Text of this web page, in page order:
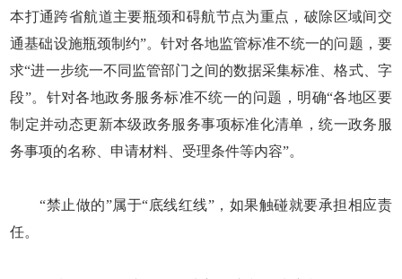
本打通跨省航道主要瓶颈和碍航节点为重点，破除区域间交
通基础设施瓶颈制约”。针对各地监管标准不统一的问题，要
求“进一步统一不同监管部门之间的数据采集标准、格式、字
段”。针对各地政务服务标准不统一的问题，明确“各地区要
制定并动态更新本级政务服务事项标准化清单，统一政务服
务事项的名称、申请材料、受理条件等内容”。
“禁止做的”属于“底线红线”，如果触碰就要承担相应责
任。